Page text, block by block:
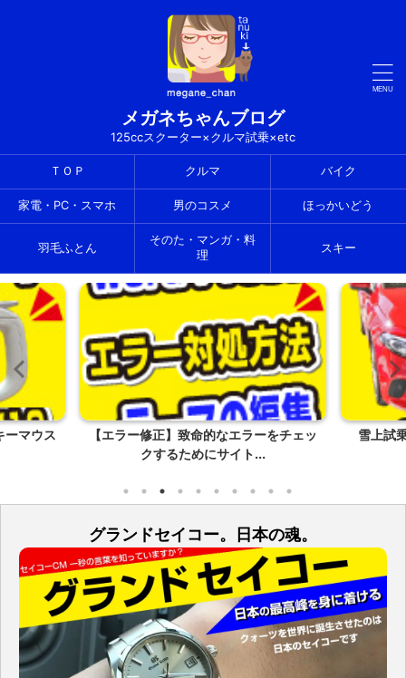
メガネちゃんブログ
125ccスクーター×クルマ試乗×etc
ＴＯＰ クルマ バイク
家電・PC・スマホ 男のコスメ ほっかいどう
羽毛ふとん
そのた・マンガ・料
理
スキー
マウス
【エラー修正】致命的なエラーをチェッ
クするためにサイト...
雪上試
グランドセイコー。日本の魂。